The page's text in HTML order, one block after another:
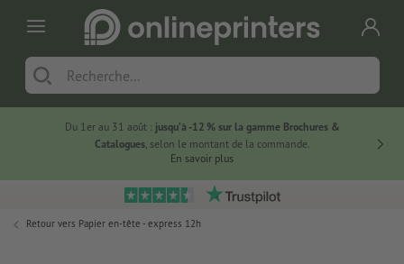
Du 1er au 31 août : jusqu’à -12 % sur la gamme Brochures &
Catalogues, selon le montant de la commande.
En savoir plus
Retour vers Papier en-tête - express 12h